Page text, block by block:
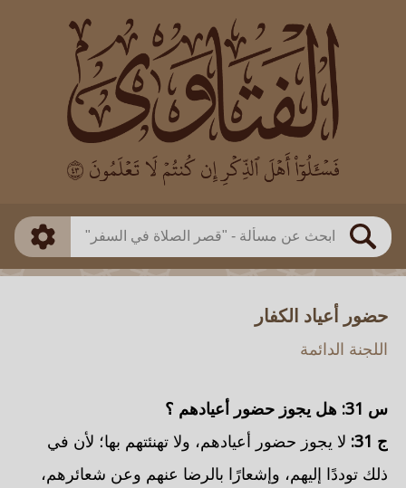
بحث
العالم
بن باز
بن العثيمين
اللجنة الدائمة
طريقة البحث
ذكي
حضور أعياد الكفار
اللجنة الدائمة
س 31: هل يجوز حضور أعيادهم ؟
ج 31:
لا يجوز حضور أعيادهم، ولا تهنئتهم بها؛ لأن في
ذلك توددًا إليهم، وإشعارًا بالرضا عنهم وعن شعائرهم،